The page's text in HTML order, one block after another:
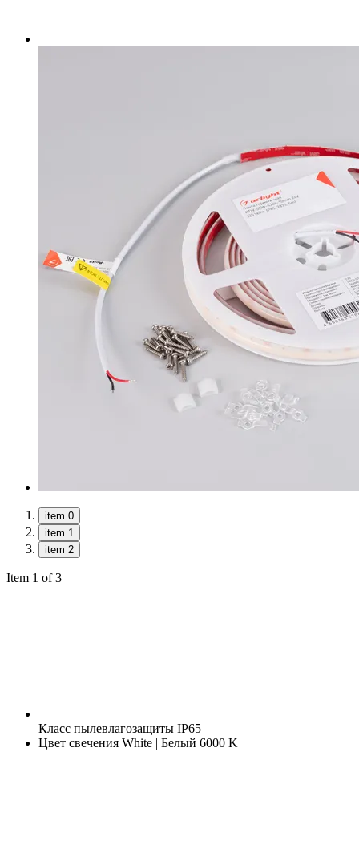
item 0
item 1
item 2
Item 1 of 3
Класс пылевлагозащиты IP65
Цвет свечения White | Белый 6000 K